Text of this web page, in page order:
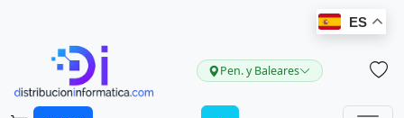
ES
Pen. y Baleares